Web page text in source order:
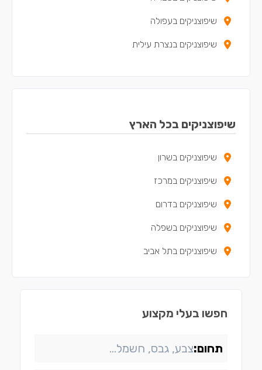
שיפוצניקים בעפולה
שיפוצניקים בנצרת עילית
שיפוצניקים בקריית ים
שיפוצניקים בצפת
שיפוצניקים במגדל העמק
שיפוצניקים בנשר
שיפוצניקים בקריית שמונה
שיפוצניקים במעלות-תרשיחא
שיפוצניקים ביקנעם עילית
שיפוצניקים בטירת כרמל
שיפוצניקים בקריית חיים
שיפוצניקים בכל הארץ
שיפוצניקים בשרון
שיפוצניקים במרכז
שיפוצניקים בדרום
שיפוצניקים בשפלה
שיפוצניקים בתל אביב
חפשו בעלי מקצוע
תחום: